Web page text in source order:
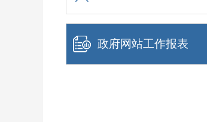
政府网站工作报表